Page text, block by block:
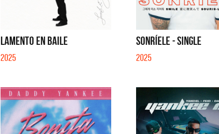
LAMENTO EN BAILE
2025
SONRÍELE - SINGLE
2025